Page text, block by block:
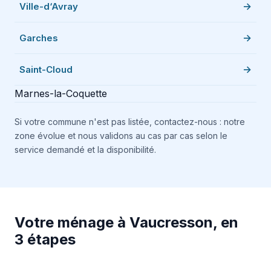
Ville-d‘Avray
Garches
Saint-Cloud
Marnes-la-Coquette
Si votre commune n'est pas listée, contactez-nous : notre
zone évolue et nous validons au cas par cas selon le
service demandé et la disponibilité.
Votre ménage à Vaucresson, en
3 étapes